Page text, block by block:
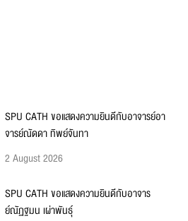
SPU CATH ขอแสดงความยินดีกับอาจารย์อา
จารย์ณัดดา ทิพย์จันทา
2 August 2026
SPU CATH ขอแสดงความยินดีกับอาจาร
ย์ณัฏฐมน เผ่าพันธุ์